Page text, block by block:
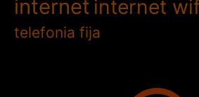
internet internet
telefonia fija